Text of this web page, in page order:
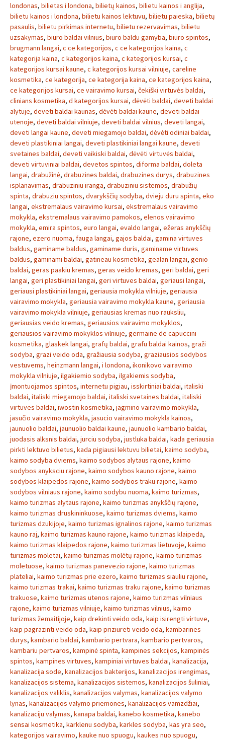
londonas, bilietas i londona, bilietų kainos, bilietu kainos i anglija,
bilietu kainos i londona, bilietu kainos lektuvu, bilietu paieska, bilietų
pasaulis, bilietu pirkimas internetu, bilietu rezervavimas, bilietu
uzsakymas, biuro baldai vilnius, biuro baldu gamyba, biuro spintos,
brugmann langai, c ce kategorijos, c ce kategorijos kaina, c
kategorija kaina, c kategorijos kaina, c kategorijos kursai, c
kategorijos kursai kaune, c kategorijos kursai vilniuje, careline
kosmetika, ce kategorija, ce kategorija kaina, ce kategorijos kaina,
ce kategorijos kursai, ce vairavimo kursai, čekiški virtuvės baldai,
clinians kosmetika, d kategorijos kursai, dėvėti baldai, deveti baldai
alytuje, deveti baldai kaunas, dėvėti baldai kaune, deveti baldai
utenoje, deveti baldai vilniuje, deveti baldai vilnius, deveti langai,
deveti langai kaune, deveti miegamojo baldai, dėvėti odiniai baldai,
deveti plastikiniai langai, deveti plastikiniai langai kaune, deveti
svetaines baldai, deveti vaikiski baldai, dėvėti virtuvės baldai,
deveti virtuviniai baldai, devetos spintos, diforma baldai, doleta
langai, drabužinė, drabuzines baldai, drabuzines durys, drabuzines
isplanavimas, drabuziniu iranga, drabuziniu sistemos, drabužių
spinta, drabuziu spintos, dvarykščių sodyba, dvieju duru spinta, eko
langai, ekstremalaus vairavimo kursai, ekstremalaus vairavimo
mokykla, ekstremalaus vairavimo pamokos, elenos vairavimo
mokykla, emira spintos, euro langai, evaldo langai, ežeras anykščių
rajone, ezero nuoma, fauga langai, gajos baldai, gamina virtuves
baldus, gaminame baldus, gaminame duris, gaminame virtuves
baldus, gaminami baldai, gatineau kosmetika, gealan langai, genio
baldai, geras paakiu kremas, geras veido kremas, geri baldai, geri
langai, geri plastikiniai langai, geri virtuves baldai, geriausi langai,
geriausi plastikiniai langai, geriausia mokykla vilniuje, geriausia
vairavimo mokykla, geriausia vairavimo mokykla kaune, geriausia
vairavimo mokykla vilniuje, geriausias kremas nuo rauksliu,
geriausias veido kremas, geriausios vairavimo mokyklos,
geriausios vairavimo mokyklos vilniuje, germaine de capuccini
kosmetika, glaskek langai, grafų baldai, grafu baldai kainos, graži
sodyba, grazi veido oda, gražiausia sodyba, graziausios sodybos
vestuvems, heinzmann langai, i londona, ikonikovo vairavimo
mokykla vilniuje, ilgakiemio sodyba, ilgakiemis sodyba,
įmontuojamos spintos, internetu pigiau, isskirtiniai baldai, italiski
baldai, italiski miegamojo baldai, italiski svetaines baldai, italiski
virtuves baldai, iwostin kosmetika, jagmino vairavimo mokykla,
jasučio vairavimo mokykla, jasucio vairavimo mokykla kainos,
jaunuolio baldai, jaunuolio baldai kaune, jaunuolio kambario baldai,
juodasis alksnis baldai, jurciu sodyba, justluka baldai, kada geriausia
pirkti lektuvo bilietus, kada pigiausi lektuvu bilietai, kaimo sodyba,
kaimo sodyba dviems, kaimo sodybos alytaus rajone, kaimo
sodybos anyksciu rajone, kaimo sodybos kauno rajone, kaimo
sodybos klaipedos rajone, kaimo sodybos traku rajone, kaimo
sodybos vilniaus rajone, kaimo sodybu nuoma, kaimo turizmas,
kaimo turizmas alytaus rajone, kaimo turizmas anykščių rajone,
kaimo turizmas druskininkuose, kaimo turizmas dviems, kaimo
turizmas dzukijoje, kaimo turizmas ignalinos rajone, kaimo turizmas
kauno raj, kaimo turizmas kauno rajone, kaimo turizmas klaipeda,
kaimo turizmas klaipedos rajone, kaimo turizmas lietuvoje, kaimo
turizmas moletai, kaimo turizmas molėtų rajone, kaimo turizmas
moletuose, kaimo turizmas panevezio rajone, kaimo turizmas
plateliai, kaimo turizmas prie ezero, kaimo turizmas siauliu rajone,
kaimo turizmas trakai, kaimo turizmas traku rajone, kaimo turizmas
trakuose, kaimo turizmas utenos rajone, kaimo turizmas vilniaus
rajone, kaimo turizmas vilniuje, kaimo turizmas vilnius, kaimo
turizmas žemaitijoje, kaip drekinti veido oda, kaip isirengti virtuve,
kaip pagrazinti veido oda, kaip priziureti veido oda, kambarines
durys, kambario baldai, kambario pertvara, kambario pertvaros,
kambariu pertvaros, kampinė spinta, kampines sekcijos, kampinės
spintos, kampines virtuves, kampiniai virtuves baldai, kanalizacija,
kanalizacija sode, kanalizacijos bakterijos, kanalizacijos irengimas,
kanalizacijos sistema, kanalizacijos sistemos, kanalizacijos šuliniai,
kanalizacijos valiklis, kanalizacijos valymas, kanalizacijos valymo
lynas, kanalizacijos valymo priemones, kanalizacijos vamzdžiai,
kanalizaciju valymas, kanapa baldai, kanebo kosmetika, kanebo
sensai kosmetika, karklenu sodyba, karkles sodyba, kas yra seo,
kategorijos vairavimo, kauke nuo spuogu, kaukes nuo spuogu,